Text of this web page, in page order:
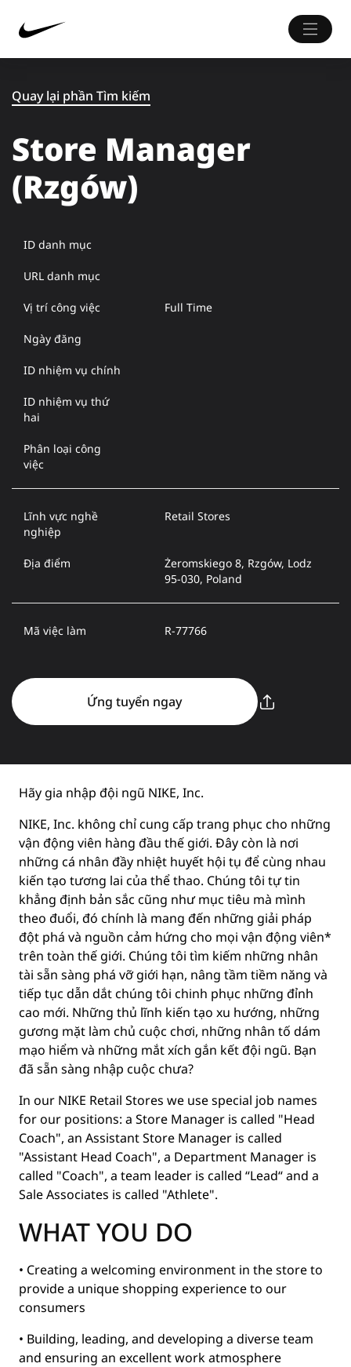
Quay lại phần Tìm kiếm
Store Manager
(Rzgów)
ID danh mục
URL danh mục
Vị trí công việc Full Time
Ngày đăng
ID nhiệm vụ chính
ID nhiệm vụ thứ
hai
Phân loại công
việc
Lĩnh vực nghề
nghiệp
Retail Stores
Địa điểm
Żeromskiego 8, Rzgów, Lodz
95-030, Poland
Mã việc làm R-77766
Ứng tuyển ngay
Hãy gia nhập đội ngũ NIKE, Inc.
NIKE, Inc. không chỉ cung cấp trang phục cho những
vận động viên hàng đầu thế giới. Đây còn là nơi
những cá nhân đầy nhiệt huyết hội tụ để cùng nhau
kiến tạo tương lai của thể thao. Chúng tôi tự tin
khẳng định bản sắc cũng như mục tiêu mà mình
theo đuổi, đó chính là mang đến những giải pháp
đột phá và nguồn cảm hứng cho mọi vận động viên*
trên toàn thế giới. Chúng tôi tìm kiếm những nhân
tài sẵn sàng phá vỡ giới hạn, nâng tầm tiềm năng và
tiếp tục dẫn dắt chúng tôi chinh phục những đỉnh
cao mới. Những thủ lĩnh kiến tạo xu hướng, những
gương mặt làm chủ cuộc chơi, những nhân tố dám
mạo hiểm và những mắt xích gắn kết đội ngũ. Bạn
đã sẵn sàng nhập cuộc chưa?
In our NIKE Retail Stores we use special job names
for our positions: a Store Manager is called "Head
Coach", an Assistant Store Manager is called
"Assistant Head Coach", a Department Manager is
called "Coach", a team leader is called “Lead“ and a
Sale Associates is called "Athlete".
WHAT YOU DO
• Creating a welcoming environment in the store to
provide a unique shopping experience to our
consumers
• Building, leading, and developing a diverse team
and ensuring an excellent work atmosphere